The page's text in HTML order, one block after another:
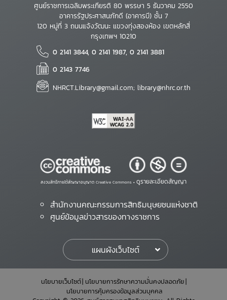
ศูนย์ราชการเฉลิมพระเกียรติ 80 พรรษา 5 ธันวาคม 2550
อาคารรัฐประศาสนภักดี (อาคารบี) ชั้น 7
120 หมู่ที่ 3 ถนนแจ้งวัฒนะ แขวงทุ่งสองห้อง เขตหลักสี่
กรุงเทพฯ 10210
0 2141 3844, 0 2141 1987, 0 2141 3881
0 2143 7746
NHRCT.Library@gmail.com; library@nhrc.or.th
สงวนสิทธิ์ภายใต้สัญญาอนุญาต Creative Commons • ดูรายละเอียดสัญญา
สำนักงานคณะกรรมการสิทธิมนุษยชนแห่งชาติ
ศูนย์ข้อมูลข่าวสารของทางราชการ
แผนผังเว็บไซต์
นโยบายเว็บไซต์ นโยบายการรักษาความมั่นคงปลอดภัย
นโยบายการคุ้มครองข้อมูลส่วนบุคคล